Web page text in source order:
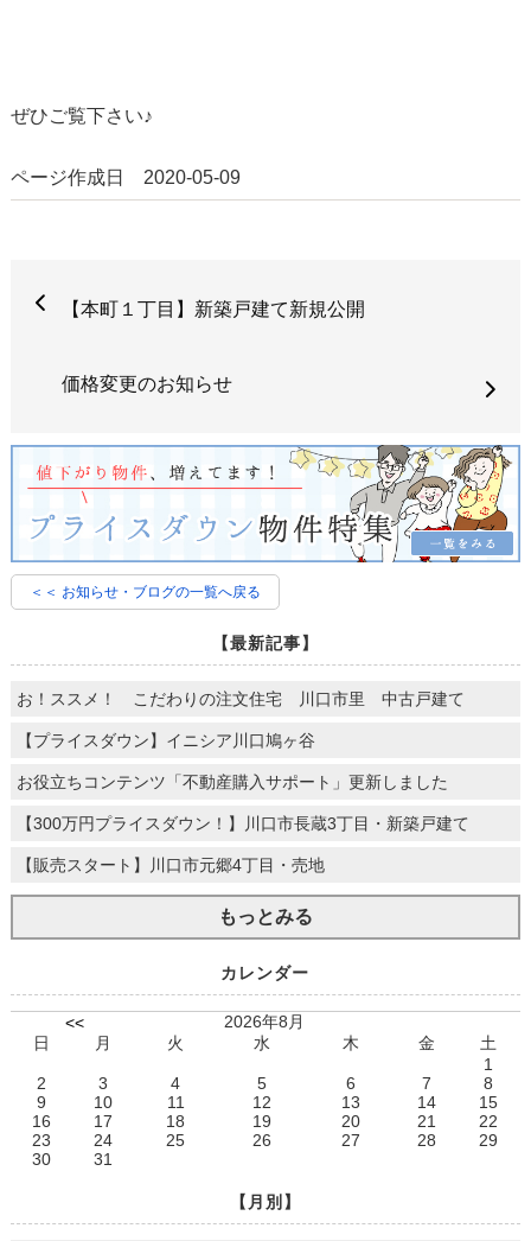
ぜひご覧下さい♪
ページ作成日 2020-05-09
【本町１丁目】新築戸建て新規公開
価格変更のお知らせ
＜＜ お知らせ・ブログの一覧へ戻る
【最新記事】
お！ススメ！ こだわりの注文住宅 川口市里 中古戸建て
【プライスダウン】イニシア川口鳩ヶ谷
お役立ちコンテンツ「不動産購入サポート」更新しました
【300万円プライスダウン！】川口市長蔵3丁目・新築戸建て
【販売スタート】川口市元郷4丁目・売地
もっとみる
カレンダー
<<
2026年8月
日
月 火 水 木 金
土
1
2
3 4 5 6 7
8
9
10 11 12 13 14
15
16
17 18 19 20 21
22
23
24 25 26 27 28
29
30
31
【月別】